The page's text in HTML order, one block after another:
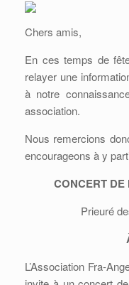
Chers amis,
En ces temps de
relayer une
à notre
association.
Nous remercions
encourageons à y
CONCERT DE
Prieuré
L’Association Fra-